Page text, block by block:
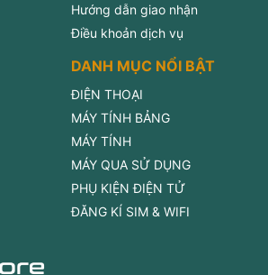
Hướng dẫn giao nhận
Điều khoản dịch vụ
DANH MỤC NỔI BẬT
ĐIỆN THOẠI
MÁY TÍNH BẢNG
MÁY TÍNH
MÁY QUA SỬ DỤNG
PHỤ KIỆN ĐIỆN TỬ
ĐĂNG KÍ SIM & WIFI